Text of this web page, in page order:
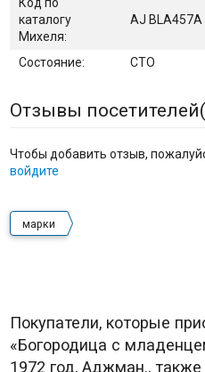
Код по
каталогу
Михеля:
AJ BLA457A
Состояние: CTO
Отзывы посетителей(
Чтобы добавить отзыв,
войдите
марки
Покупатели, которые
«Богородица с
1972 год, Аджман., также